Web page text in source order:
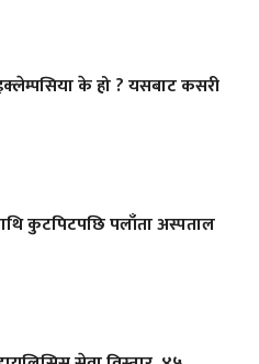
के हो ? यसबाट कसरी
कुटपिटपछि पलाँता अस्पताल